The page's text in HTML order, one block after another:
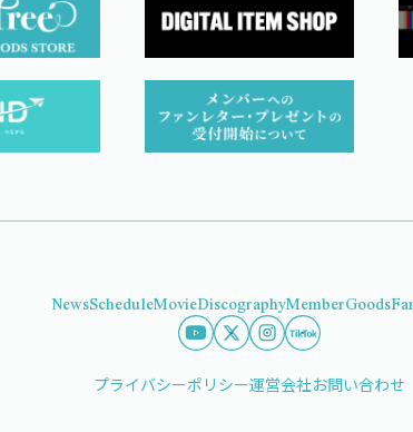
NewsScheduleMovieDiscographyMemberGoods
プライバシーポリシー運営会社お問い合わせ